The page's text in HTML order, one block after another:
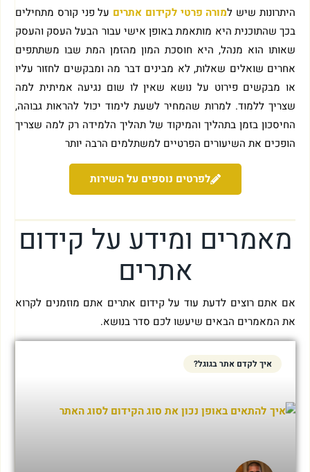
היתרונות שיש למורה פרטי לקידום אתריםעל פני קורס מתחילים
בכך שהתוכנית היא מותאמת באופן אישי עבור הבעל העסק והעסק
שאותו הוא מנהל, היא חוסכת המון מהזמן המת שבו משתתפים
אחרים שואלים שאלות, לא מבינים דבר מה ומבקשים לחזור עליו
או מבקשים פירוט על נושא שאין לו שום נגיעה אמיתית למה
שצריך ללמוד. למרות שהמחיר לשעת לימוד יכול להראות גבוהה,
החיסכון בזמן בתהליך והמיקוד של תהליך הלמידה רק למה שצריך
הופכים את השיעורים הפרטיים למשתלמים הרבה יותר
לפרטים נוספים על השירות
מאמרים ומידע על קידום
אתרים
אם אתם רוצים לדעת עוד על קידום אתרים אתם מוזמנים לקרוא
את המאמרים הבאים שיעשו לכם סדר בנושא.
איך לקדם אתר בגוגל?